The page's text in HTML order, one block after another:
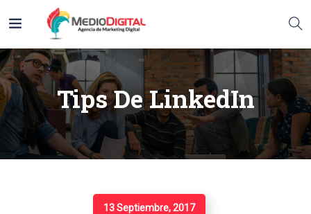
Tips De LinkedIn
13 Septiembre, 2017